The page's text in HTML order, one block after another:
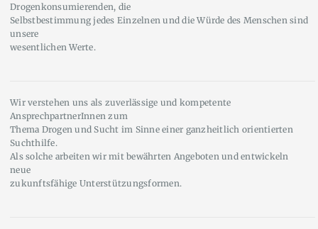
Drogenkonsumierenden, die
Selbstbestimmung jedes Einzelnen und die Würde des Menschen sind
unsere
wesentlichen Werte.
Wir verstehen uns als zuverlässige und kompetente
AnsprechpartnerInnen zum
Thema Drogen und Sucht im Sinne einer ganzheitlich orientierten
Suchthilfe.
Als solche arbeiten wir mit bewährten Angeboten und entwickeln
neue
zukunftsfähige Unterstützungsformen.